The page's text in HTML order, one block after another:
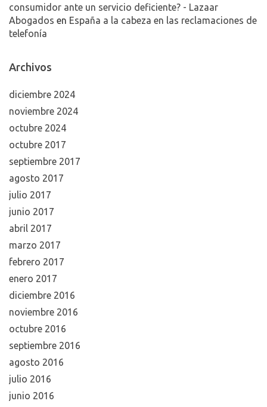
consumidor ante un servicio deficiente? - Lazaar
Abogados en España a la cabeza en las reclamaciones de
telefonía
Archivos
diciembre 2024
noviembre 2024
octubre 2024
octubre 2017
septiembre 2017
agosto 2017
julio 2017
junio 2017
abril 2017
marzo 2017
febrero 2017
enero 2017
diciembre 2016
noviembre 2016
octubre 2016
septiembre 2016
agosto 2016
julio 2016
junio 2016